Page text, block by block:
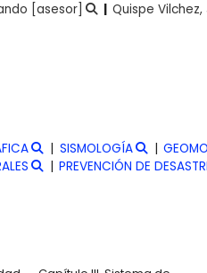
[asesor] Quispe Vilchez,
SISMOLOGÍA
PREVENCIÓN DE